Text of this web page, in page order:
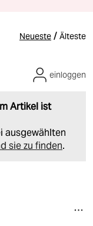
Neueste / Älteste
Artikel ist
ausgewählten
sie zu finden.
einloggen